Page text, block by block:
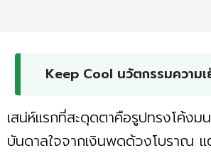
Keep Cool นวัตกรรมความ
เสน่ห์แรกที่สะดุดตาคือรูปทรงโค้งม
บันดาลใจจากเงินพดด้วงโบราณ